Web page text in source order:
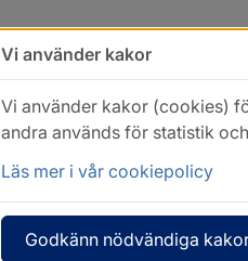
Vi använder kakor
Vi använder kakor (cookies)
andra används för statistik
Läs mer i vår cookiepolicy
Godkänn nödvändiga